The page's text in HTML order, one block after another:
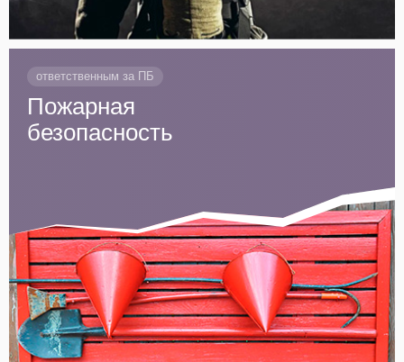
ответственным за ПБ
Пожарная
безопасность